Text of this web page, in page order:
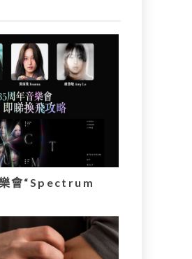
會“Spectrum